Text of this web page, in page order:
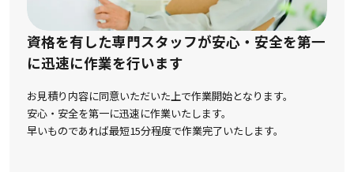
資格を有した専門スタッフが安心・安全を第一
に迅速に作業を行います
お見積り内容に同意いただいた上で作業開始となります。
安心・安全を第一に迅速に作業いたします。
早いものであれば最短15分程度で作業完了いたします。